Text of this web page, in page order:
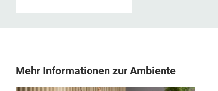
Mehr Informationen zur Ambiente